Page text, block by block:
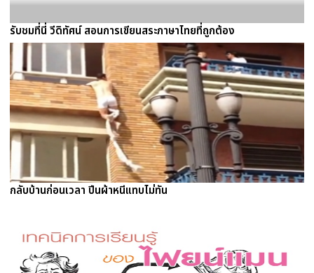
รับชมที่นี่ วีดิทัศน์ สอนการเขียนสระภาษาไทยที่ถูกต้อง
กลับบ้านก่อนเวลา ปีนผ้าหนีแทบไม่ทัน